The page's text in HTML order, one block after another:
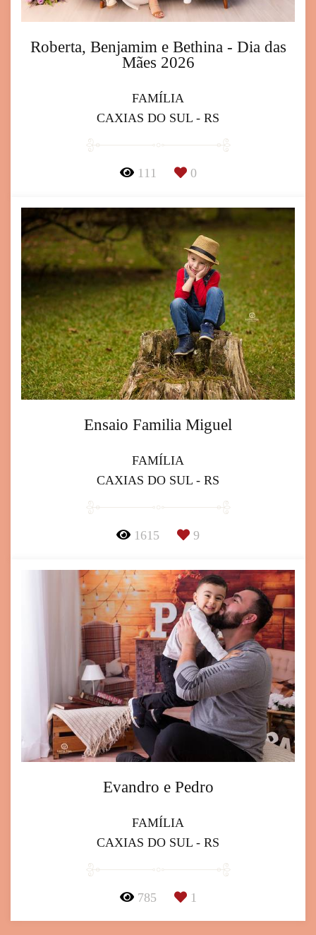
Roberta, Benjamim e Bethina - Dia das
Mães 2026
FAMÍLIA
CAXIAS DO SUL - RS
111 0
Ensaio Familia Miguel
FAMÍLIA
CAXIAS DO SUL - RS
1615 9
Evandro e Pedro
FAMÍLIA
CAXIAS DO SUL - RS
785 1